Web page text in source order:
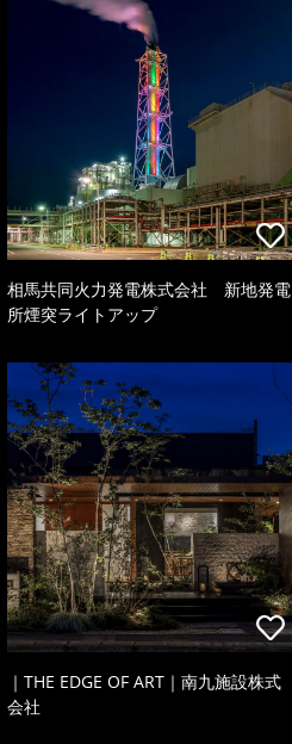
相馬共同火力発電株式会社 新地発電
所煙突ライトアップ
｜THE EDGE OF ART｜南九施設株式
会社